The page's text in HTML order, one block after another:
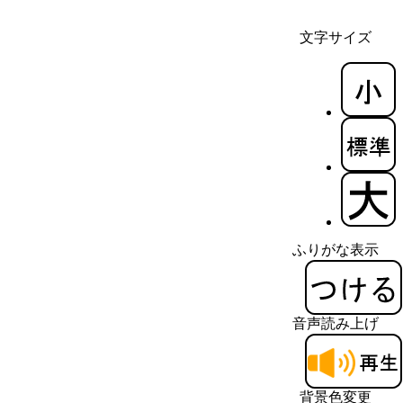
文字サイズ
ふりがな表示
音声読み上げ
背景色変更